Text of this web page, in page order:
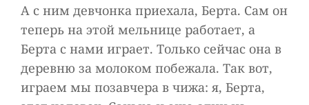
А с ним девчонка приехала, Берта. Сам он
теперь на этой мельнице работает, а
Берта с нами играет. Только сейчас она в
деревню за молоком побежала. Так вот,
играем мы позавчера в чижа: я, Берта,